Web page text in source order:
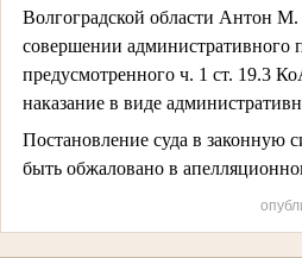
Волгоградской области Антон
совершении административного
предусмотренного ч. 1 ст. 19.3
наказание в виде
Постановление суда в законную
быть обжаловано в